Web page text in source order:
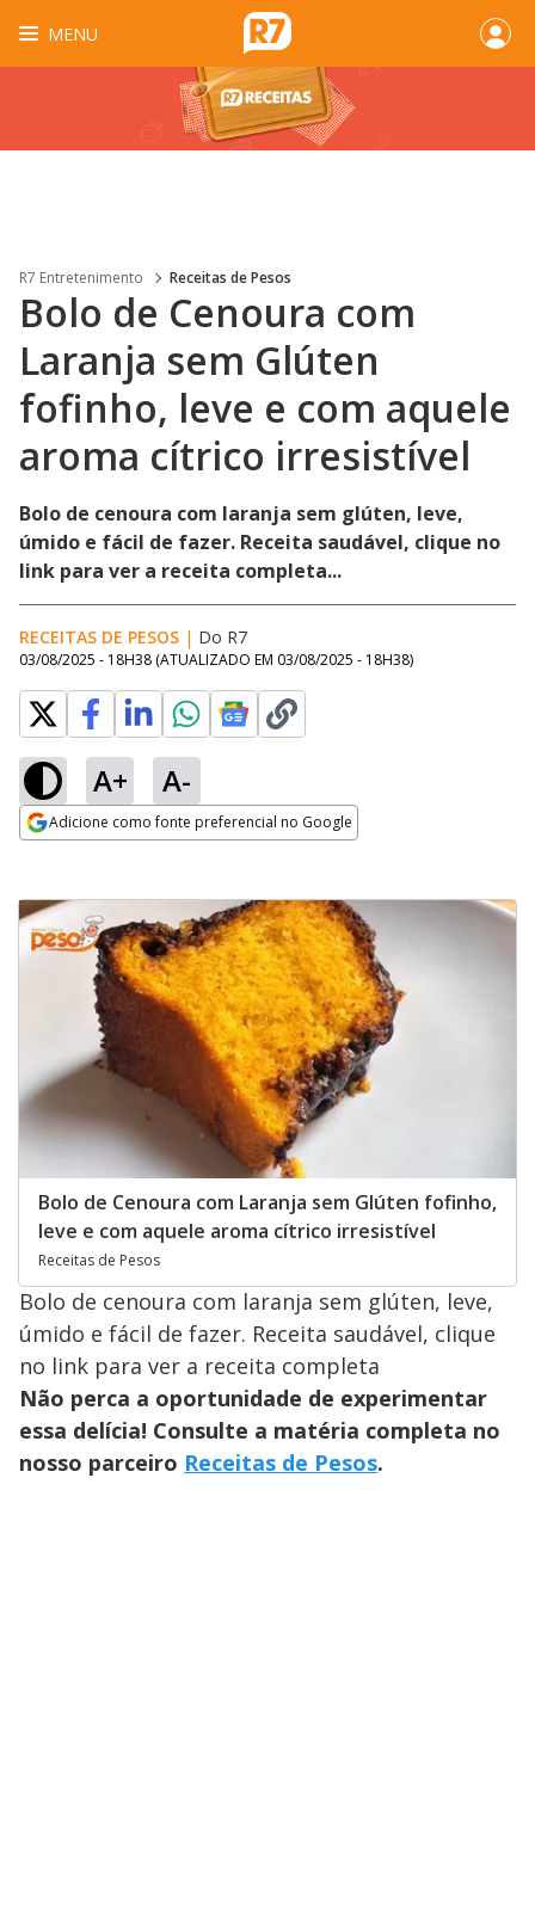
MENU
R7 Entretenimento Receitas de Pesos
Bolo de Cenoura com
Laranja sem Glúten
fofinho, leve e com aquele
aroma cítrico irresistível
Bolo de cenoura com laranja sem glúten, leve,
úmido e fácil de fazer. Receita saudável, clique no
link para ver a receita completa...
RECEITAS DE PESOS | Do R7
03/08/2025 - 18H38 (ATUALIZADO EM 03/08/2025 - 18H38)
A+ A-
Adicione como fonte preferencial no Google
Bolo de Cenoura com Laranja sem Glúten fofinho,
leve e com aquele aroma cítrico irresistível
Receitas de Pesos
Bolo de cenoura com laranja sem glúten, leve,
úmido e fácil de fazer. Receita saudável, clique
no link para ver a receita completa
Não perca a oportunidade de experimentar
essa delícia! Consulte a matéria completa no
nosso parceiro Receitas de Pesos.